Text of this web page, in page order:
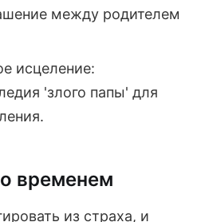
между родителем
исцеление:
'злого папы' для
временем
из страха, и